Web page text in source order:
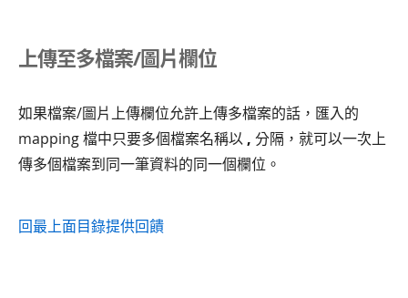
上傳至多檔案/圖片欄位
如果檔案/圖片上傳欄位允許上傳多檔案的話，匯入的
mapping 檔中只要多個檔案名稱以 , 分隔，就可以一次上
傳多個檔案到同一筆資料的同一個欄位。
回最上面目錄提供回饋